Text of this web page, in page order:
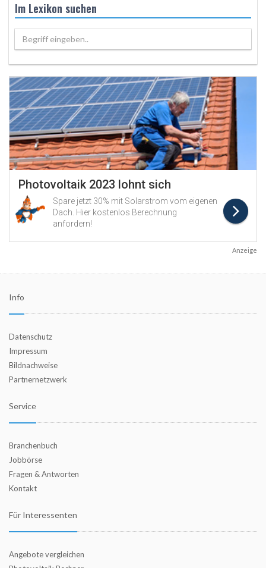
Im Lexikon suchen
Begriff eingeben..
Anzeige
Info
Datenschutz
Impressum
Bildnachweise
Partnernetzwerk
Service
Branchenbuch
Jobbörse
Fragen & Antworten
Kontakt
Für Interessenten
Angebote vergleichen